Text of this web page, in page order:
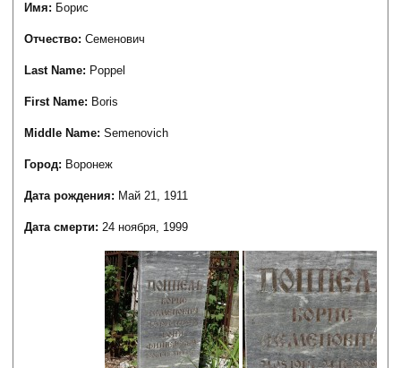
Имя: Борис
Отчество:Семенович
Last Name: Poppel
First Name: Boris
Middle Name:Semenovich
Город: Воронеж
Дата рождения: Май 21, 1911
Дата смерти:24 ноября, 1999